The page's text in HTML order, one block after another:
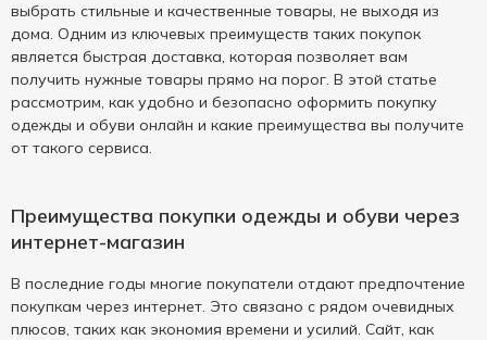
выбрать стильные и качественные товары, не выходя из
дома. Одним из ключевых преимуществ таких покупок
является быстрая доставка, которая позволяет вам
получить нужные товары прямо на порог. В этой статье
рассмотрим, как удобно и безопасно оформить покупку
одежды и обуви онлайн и какие преимущества вы получите
от такого сервиса.
Преимущества покупки одежды и обуви через
интернет-магазин
В последние годы многие покупатели отдают предпочтение
покупкам через интернет. Это связано с рядом очевидных
плюсов, таких как экономия времени и усилий. Сайт, как